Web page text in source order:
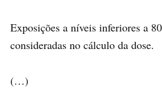
Exposições a níveis inferiores a
consideradas no cálculo da dose.
(…)